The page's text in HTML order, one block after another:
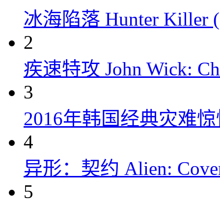
冰海陷落 Hunter Killer
2
疾速特攻 John Wick:
3
2016年韩国经典灾难
4
异形：契约 Alien:
5